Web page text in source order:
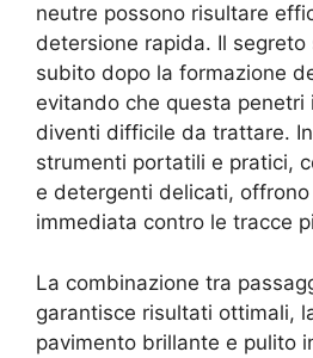
neutre possono risultare
detersione rapida. Il segreto
subito dopo la formazione
evitando che questa penetri
diventi difficile da trattare.
strumenti portatili e pratici,
e detergenti delicati,
immediata contro le tracce
La combinazione tra
garantisce risultati ottimali,
pavimento brillante e pulito